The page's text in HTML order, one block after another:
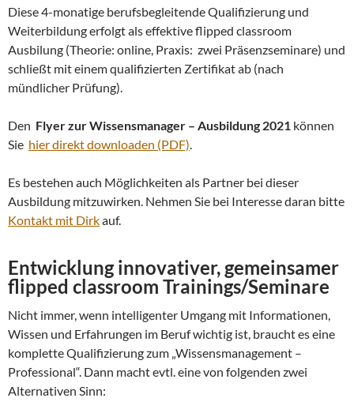
Diese 4-monatige berufsbegleitende Qualifizierung und
Weiterbildung erfolgt als effektive flipped classroom
Ausbilung (Theorie: online, Praxis: zwei Präsenzseminare) und
schließt mit einem qualifizierten Zertifikat ab (nach
mündlicher Prüfung).
Den Flyer zur Wissensmanager – Ausbildung 2021 können
Sie hier direkt downloaden (PDF)
Es bestehen auch Möglichkeiten als Partner bei dieser
Ausbildung mitzuwirken. Nehmen Sie bei Interesse daran bitte
Kontakt mit Dirkauf.
Entwicklung innovativer, gemeinsamer
flipped classroom Trainings/Seminare
Nicht immer, wenn intelligenter Umgang mit Informationen,
Wissen und Erfahrungen im Beruf wichtig ist, braucht es eine
komplette Qualifizierung zum „Wissensmanagement –
Professional“. Dann macht evtl. eine von folgenden zwei
Alternativen Sinn: